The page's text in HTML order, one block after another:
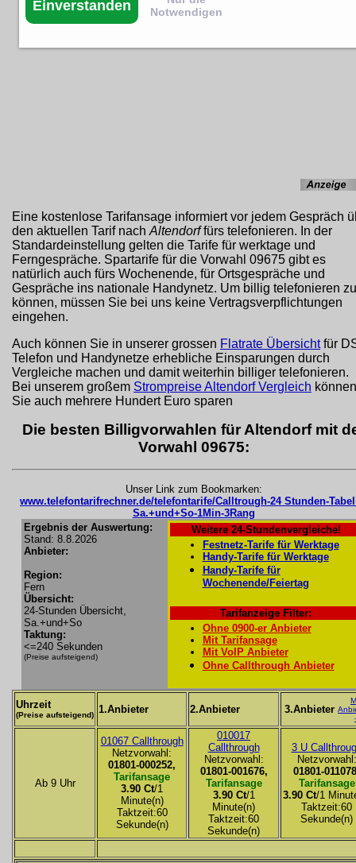
Eine kostenlose Tarifansage informiert vor jedem Gespräch
den aktuellen Tarif nach Altendorffürs telefonieren. In der
Standardeinstellung gelten die Tarife für werktage und
Ferngespräche. Spartarife für die Vorwahl 09675 gibt es
natürlich auch fürs Wochenende, für Ortsgespräche und
Gespräche ins nationale Handynetz. Um billig telefonieren zu
können, müssen Sie bei uns keine Vertragsverpflichtungen
eingehen.
Auch können Sie in unserer grossen Flatrate Übersichtfür
Telefon und Handynetze erhebliche Einsparungen durch
Vergleiche machen und damit weiterhin billiger telefonieren.
Bei unserem großem Strompreise Altendorf Vergleich können
Sie auch mehrere Hundert Euro sparen
Die besten Billigvorwahlen für Altendorf mit
Vorwahl 09675:
Unser Link zum Bookmarken:
www.telefontarifrechner.de/telefontarife/Calltrough-24 Stunden-
Sa.+und+So-1Min-3Rang
Ergebnis der Auswertung:
Stand: 8.8.2026
Anbieter:
Region:
Fern
Übersicht:
24-Stunden Übersicht,
Sa.+und+So
Taktung:
<=240 Sekunden
(Preise aufsteigend)
Weitere 24-Stundenvergleiche!
Festnetz-Tarife für Werktage
Handy-Tarife für Werktage
Handy-Tarife für
Wochenende/Feiertag
Tarifanzeige Filter:
Ohne 0900-er Anbieter
Mit Tarifansage
Mit VoIP Anbieter
Ohne Callthrough Anbieter
Uhrzeit
(Preise aufsteigend) 1.Anbieter 2.Anbieter 3.Anbieter
Ab 9 Uhr
01067 Callthrough
Netzvorwahl:
01801-000252,
Tarifansage
3.90 Ct/1
Minute(n)
Taktzeit:60
Sekunde(n)
010017
Callthrough
Netzvorwahl:
01801-001676,
Tarifansage
3.90 Ct/1
Minute(n)
Taktzeit:60
Sekunde(n)
3 U
Netzvorwahl:
01801-
Tarifansage
3.90 Ct/1
Taktzeit:60
Sekunde(n)
Einverstanden
Notwendigen